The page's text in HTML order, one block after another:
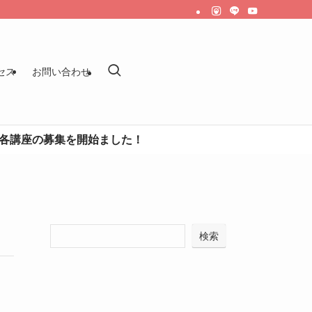
ス お問い合わせ
の募集を開始ました！
検索